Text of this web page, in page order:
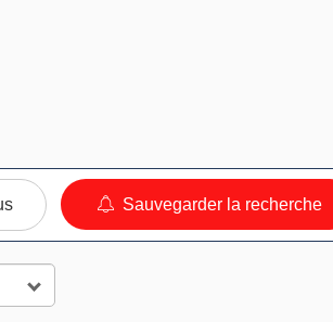
Sauvegarder la recherche